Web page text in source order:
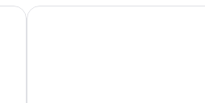
Standard,
Super 8 by Wyndham Redmond